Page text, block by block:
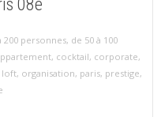
08e
200 personnes, de 50 à 100
, cocktail, corporate,
loft, organisation, paris, prestige,